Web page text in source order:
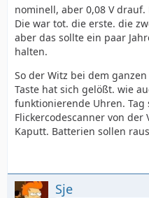
nominell, aber 0,08 V
Die war tot. die erste. die
aber das sollte ein paar
halten.
So der Witz bei dem
Taste hat sich gelößt. wie
funktionierende Uhren.
Flickercodescanner von der
Kaputt. Batterien sollen
Sje